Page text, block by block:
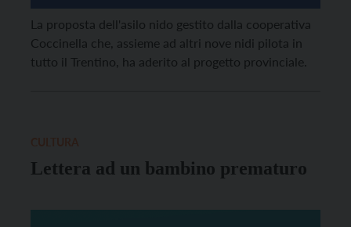
La proposta dell'asilo nido gestito dalla cooperativa
Coccinella che, assieme ad altri nove nidi pilota in
tutto il Trentino, ha aderito al progetto provinciale.
Lettera ad un bambino prematuro